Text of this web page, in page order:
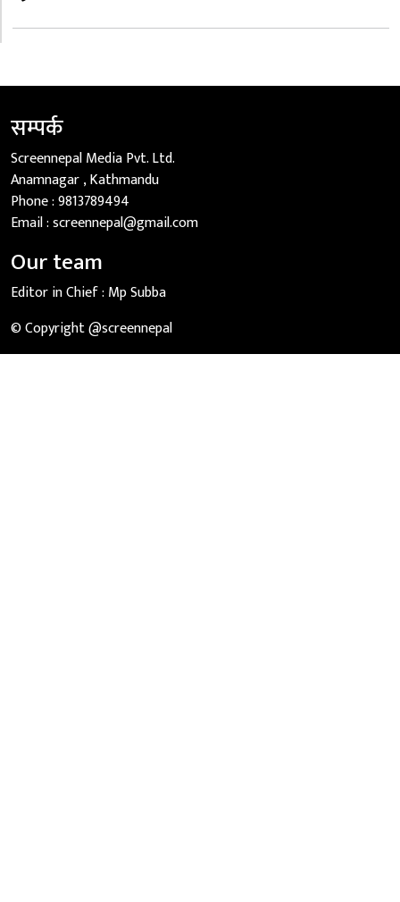
सम्पर्क
Screennepal Media Pvt. Ltd.
Anamnagar , Kathmandu
Phone :9813789494
Email :screennepal@gmail.com
Our team
Editor in Chief : Mp Subba
© Copyright @screennepal